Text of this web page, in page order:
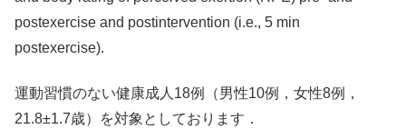
postexercise and postintervention (i.e., 5 min
postexercise).
運動習慣のない健康成人18例（男性10例，女性8例，
21.8±1.7歳）を対象としております．